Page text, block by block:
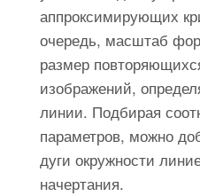
аппроксимирующих
очередь, масштаб
размер
изображений,
линии. Подбирая
параметров, можно
дуги окружности
начертания.